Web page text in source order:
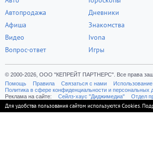
Автопродажа
Афиша
Видео
Вопрос-ответ
Дневники
Знакомства
Ivona
Игры
© 2000-2026, ООО "КЕПРЕЙТ ПАРТНЕРС". Все права
Помощь
Правила Связаться с нами
Политика в сфере конфиденциальности и персональных
Реклама на сайте:
Cейлз-хаус "Диджимедиа" Отдел
Для удобства пользования сайтом используются Cookies.